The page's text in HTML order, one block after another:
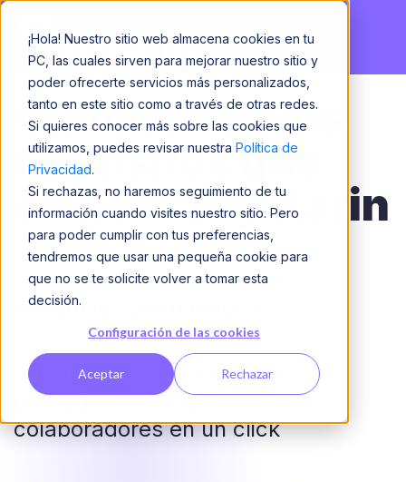
¡Hola! Nuestro sitio web almacena cookies en tu
PC, las cuales sirven para mejorar nuestro sitio y
poder ofrecerte servicios más personalizados,
tanto en este sitio como a través de otras redes.
Si quieres conocer más sobre las cookies que
utilizamos, puedes revisar nuestra Política de
Privacidad.
Si rechazas, no haremos seguimiento de tu
información cuando visites nuestro sitio. Pero
para poder cumplir con tus preferencias,
tendremos que usar una pequeña cookie para
que no se te solicite volver a tomar esta
decisión.
Configuración de las cookies
Aceptar Rechazar
Cumple con los
requisitos que
exige la Ley Karin
✅ Cuenta con uncanal de
denuncias confidencial
✅ Disponibiliza protocolos,
procedimientos yRIOHSa tus
colaboradores en un click